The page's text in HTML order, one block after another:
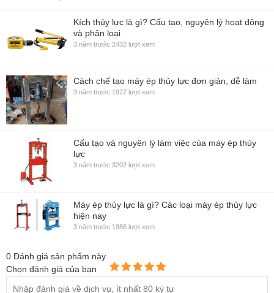
Kích thủy lực là gì? Cấu tạo, nguyên lý hoạt động
và phân loại
3 năm trước 2432 lượt xem
Cách chế tạo máy ép thủy lực đơn giản, dễ làm
3 năm trước 1927 lượt xem
Cấu tạo và nguyên lý làm việc của máy ép thủy
lực
3 năm trước 3202 lượt xem
Máy ép thủy lực là gì? Các loại máy ép thủy lực
hiện nay
3 năm trước 1986 lượt xem
0 Đánh giá sản phẩm này
Chọn đánh giá của bạn